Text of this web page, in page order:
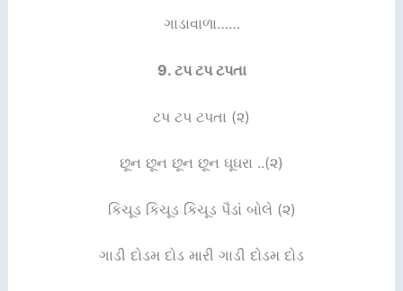
ગાડાવાળા……
9. ટપ ટપ ટપતા
ટપ ટપ ટપતા (૨)
છૂન છૂન છૂન છૂન ઘૂઘરા ..(૨)
કિચૂડ કિચૂડ કિચૂડ પૈડાં બોલે (૨)
ગાડી દોડમ દોડ મારી ગાડી દોડમ દોડ